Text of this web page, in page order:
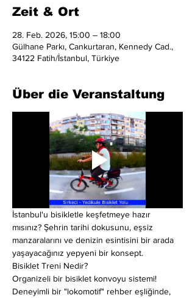
Zeit & Ort
28. Feb. 2026, 15:00 – 18:00
Gülhane Parkı, Cankurtaran, Kennedy Cad.,
34122 Fatih/İstanbul, Türkiye
Über die Veranstaltung
İstanbul'u bisikletle keşfetmeye hazır
mısınız? Şehrin tarihi dokusunu, eşsiz
manzaralarını ve denizin esintisini bir arada
yaşayacağınız yepyeni bir konsept.
Bisiklet Treni Nedir?
Organizeli bir bisiklet konvoyu sistemi!
Deneyimli bir "lokomotif" rehber eşliğinde,